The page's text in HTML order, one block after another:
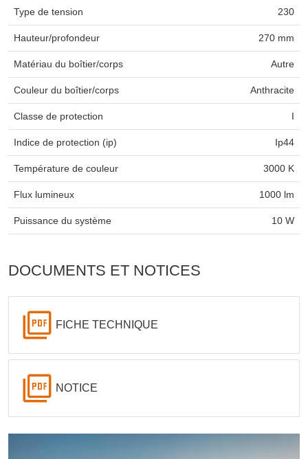
Type de tension 230
Hauteur/profondeur 270 mm
Matériau du boîtier/corps Autre
Couleur du boîtier/corps Anthracite
Classe de protection I
Indice de protection (ip) Ip44
Température de couleur 3000 K
Flux lumineux 1000 lm
Puissance du système 10 W
DOCUMENTS ET NOTICES
FICHE TECHNIQUE
NOTICE